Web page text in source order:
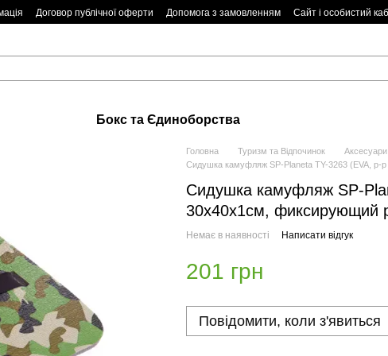
Договор публічної оферти Допомога з замовленням Сайт і особистий
Бокс та Єдиноборства
Головна Туризм та Відпочинок
Сидушка камуфляж SP-Planeta TY-3263 (EVA,
Сидушка камуфляж SP-
30х40х1см, фиксирующий
Немає в наявності Написати відгук
201 грн
Повідомити, коли з'явиться